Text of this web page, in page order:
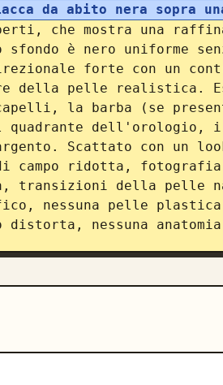
da abito nera sopra
che mostra una
è nero uniforme
forte con un
della pelle realistica.
la barba (se
dell'orologio,
Scattato con un
campo ridotta, fotografia
transizioni della pelle
nessuna pelle
distorta, nessuna